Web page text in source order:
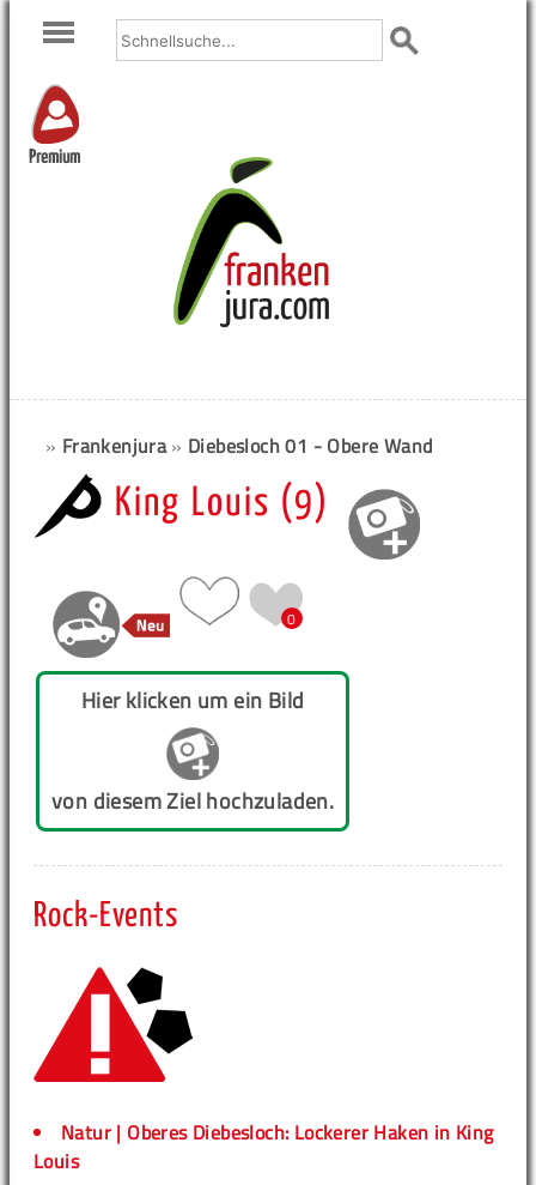
Premium
» Frankenjura» Diebesloch 01 - Obere Wand
King Louis (9)
0
Hier klicken um ein Bild
von diesem Ziel hochzuladen.
Rock-Events
Natur | Oberes Diebesloch: Lockerer Haken in King
Louis